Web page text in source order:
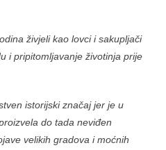
živjeli kao lovci i sakupljači
i pripitomljavanje životinja prije
istorijski značaj jer je u
do tada neviđen
velikih gradova i moćnih